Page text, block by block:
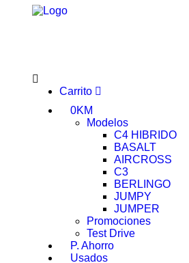
Carrito
0KM
Modelos
C4 HIBRIDO
BASALT
AIRCROSS
C3
BERLINGO
JUMPY
JUMPER
Promociones
Test Drive
P. Ahorro
Usados